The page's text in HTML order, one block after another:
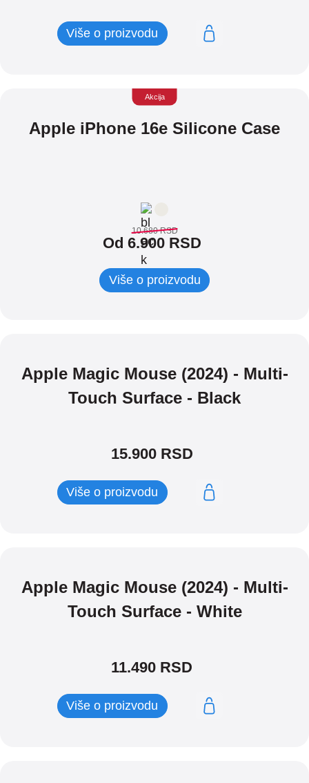
Više o proizvodu
Akcija
Apple iPhone 16e Silicone Case
10.680RSD
Od 6.900 RSD
Više o proizvodu
Apple Magic Mouse (2024) - Multi-
Touch Surface - Black
15.900 RSD
Više o proizvodu
Apple Magic Mouse (2024) - Multi-
Touch Surface - White
11.490 RSD
Više o proizvodu